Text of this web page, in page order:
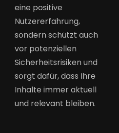
eine positive
Nutzererfahrung,
sondern schützt auch
vor potenziellen
Sicherheitsrisiken und
sorgt dafür, dass Ihre
Inhalte immer aktuell
und relevant bleiben.